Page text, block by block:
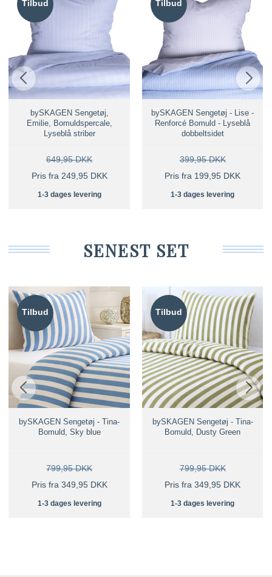
Tilbud
bySKAGEN Sengetøj,
Emilie, Bomuldspercale,
Lyseblå striber
649,95 DKK
Pris fra 249,95 DKK
1-3 dages levering
Tilbud
bySKAGEN Sengetøj - Lise -
Renforcé Bomuld - Lyseblå
dobbeltsidet
399,95 DKK
Pris fra 199,95 DKK
1-3 dages levering
SENEST SET
Tilbud
bySKAGEN Sengetøj - Tina-
Bomuld, Sky blue
799,95 DKK
Pris fra 349,95 DKK
1-3 dages levering
Tilbud
bySKAGEN Sengetøj - Tina-
Bomuld, Dusty Green
799,95 DKK
Pris fra 349,95 DKK
1-3 dages levering